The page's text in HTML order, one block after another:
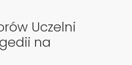
Uczelni
na